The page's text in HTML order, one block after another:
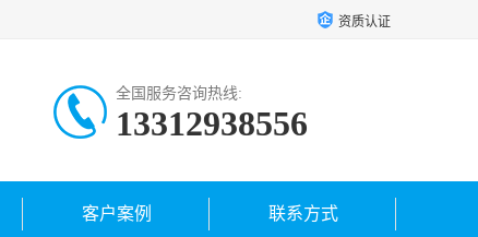
资质认证
全国服务咨询热线:
13312938556
客户案例 联系方式